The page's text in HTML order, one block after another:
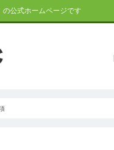
公式ホームページです